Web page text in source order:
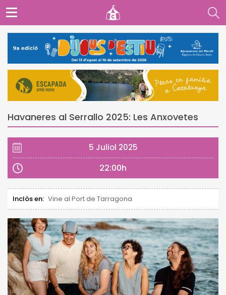
Havaneres al Serrallo 2025: Les Anxovetes
5 Juliol 2025
22:00h
Inclòs en: Vine al Port de Tarragona